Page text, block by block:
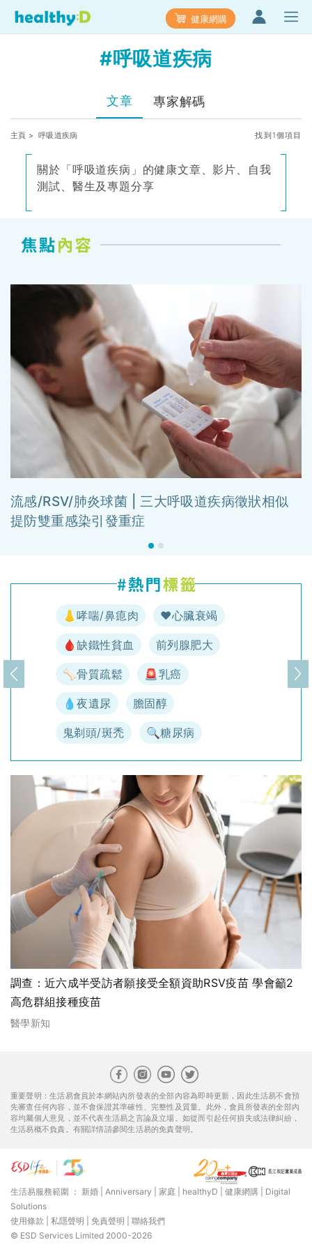
健康網購
#呼吸道疾病
文章 專家解碼
主頁 > 呼吸道疾病 找到1個項目
關於「呼吸道疾病」的健康文章、影片、自我
測試、醫生及專題分享
流感/RSV/肺炎球菌 | 三大呼吸道疾病徵狀相似
提防雙重感染引發重症
👃哮喘/鼻瘜肉 ♥️心臟衰竭
🩸缺鐵性貧血 前列腺肥大
🦴骨質疏鬆 🚨乳癌
💧夜遺尿 膽固醇
鬼剃頭/斑禿 🔍糖尿病
上一頁 下
調查：近六成半受訪者願接受全額資助RSV疫苗 學會籲2
高危群組接種疫苗
醫學新知
重要聲明：生活易會員於本網站內所發表的全部內容為即時更新，因此生活易不會預
先審查任何內容，並不會保證其準確性、完整性及質量。此外，會員所發表的全部內
容均屬個人意見，並不代表生活易之言論及立場。如從而引起任何損失或法律糾紛，
生活易概不負責。有關詳情請參閱生活易的免責聲明。
生活易服務範圍 ： 新婚 Anniversary 家庭 healthyD 健康網購
Digital
Solutions
使用條款
私隱聲明 免責聲明
聯絡我們
© ESD Services Limited 2000-2026